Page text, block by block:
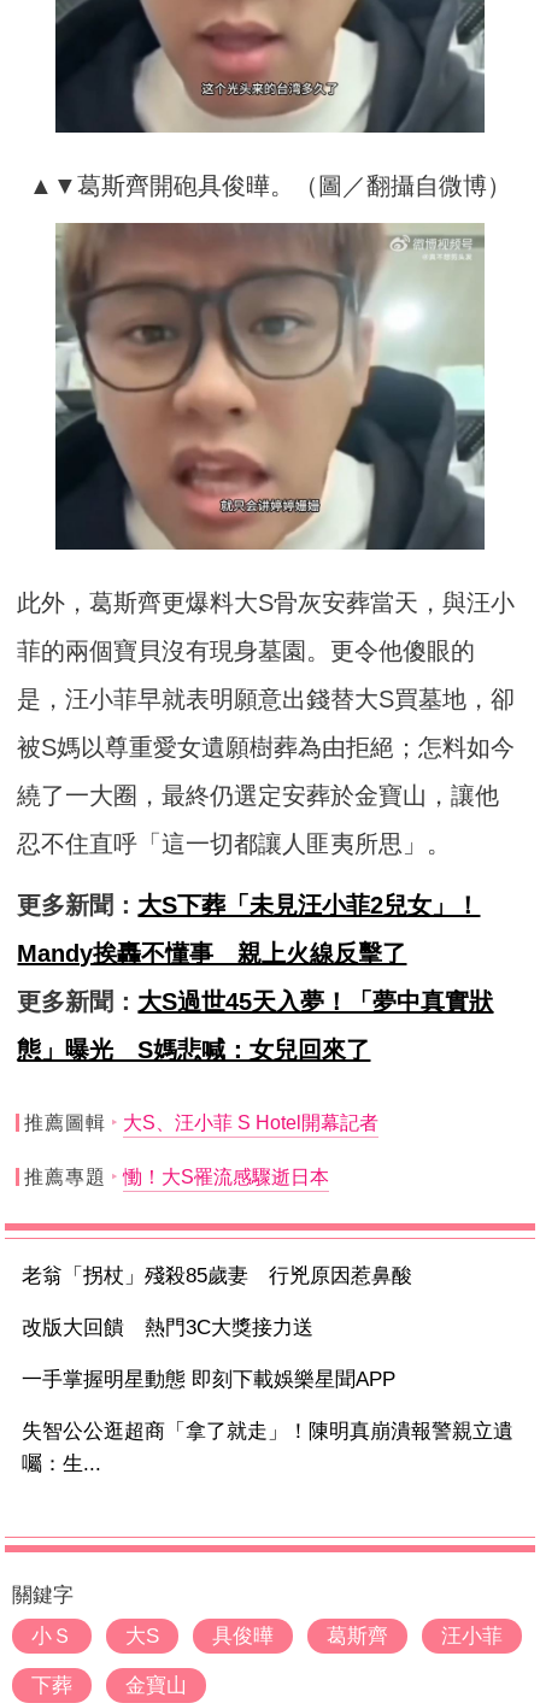
▲▼葛斯齊開砲具俊曄。（圖／翻攝自微博）
此外，葛斯齊更爆料大S骨灰安葬當天，與汪小
菲的兩個寶貝沒有現身墓園。更令他傻眼的
是，汪小菲早就表明願意出錢替大S買墓地，卻
被S媽以尊重愛女遺願樹葬為由拒絕；怎料如今
繞了一大圈，最終仍選定安葬於金寶山，讓他
忍不住直呼「這一切都讓人匪夷所思」。
更多新聞： 大S下葬「未見汪小菲2兒女」！
Mandy挨轟不懂事 親上火線反擊了
更多新聞： 大S過世45天入夢！「夢中真實狀
態」曝光 S媽悲喊：女兒回來了
推薦圖輯 大S、汪小菲 S Hotel開幕記者
推薦專題 慟！大S罹流感驟逝日本
老翁「拐杖」殘殺85歲妻 行兇原因惹鼻酸
改版大回饋 熱門3C大獎接力送
一手掌握明星動態 即刻下載娛樂星聞APP
失智公公逛超商「拿了就走」！陳明真崩潰報警親立遺
囑：生...
關鍵字
小Ｓ
大S 具俊曄 葛斯齊 汪小菲
下葬 金寶山